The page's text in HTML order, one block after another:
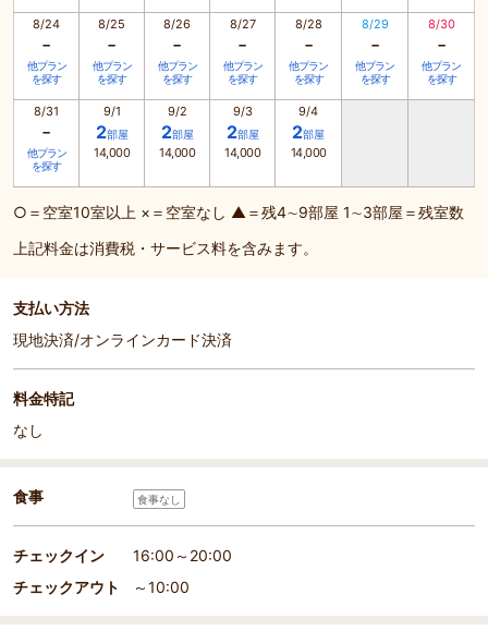
8/24
-
他プラン
を探す
8/25
-
他プラン
を探す
8/26
-
他プラン
を探す
8/27
-
他プラン
を探す
8/28
-
他プラン
を探す
8/29
-
他プラン
を探す
8/30
-
他プラン
を探す
8/31
-
他プラン
を探す
9/1
2部屋
14,000
9/2
2部屋
14,000
9/3
2部屋
14,000
9/4
2部屋
14,000
○＝空室10室以上 ×＝空室なし ▲＝残4∼9部屋 1∼3部屋＝残室数
上記料金は消費税・サービス料を含みます。
支払い方法
現地決済/オンラインカード決済
料金特記
なし
食事 食事なし
チェックイン
16:00～20:00
チェックアウト
～10:00